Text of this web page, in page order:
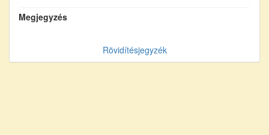
Megjegyzés
Rövidítésjegyzék